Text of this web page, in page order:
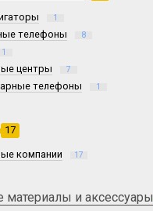
1
телефоны 8
1
центры 7
телефоны 1
17
компании 17
материалы и аксессуары